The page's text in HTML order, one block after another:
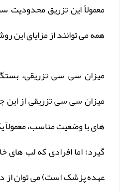
معمولاً این تزریق محدودیت
همه می توانند از مزایای این
میزان سی سی تزریقی،
میزان سی سی تزریقی از
های با وضعیت مناسب،
گیرد؛ اما افرادی که لب
عهده پزشک است) می توان از